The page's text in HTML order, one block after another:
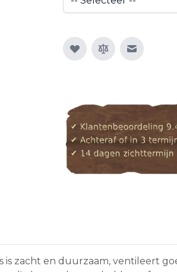
E-mail
zacht en duurzaam, ventileert